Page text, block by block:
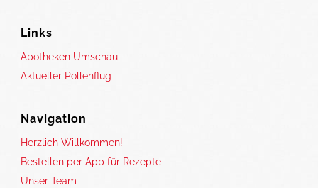
Links
Apotheken Umschau
Aktueller Pollenflug
Navigation
Herzlich Willkommen!
Bestellen per App für Rezepte
Unser Team